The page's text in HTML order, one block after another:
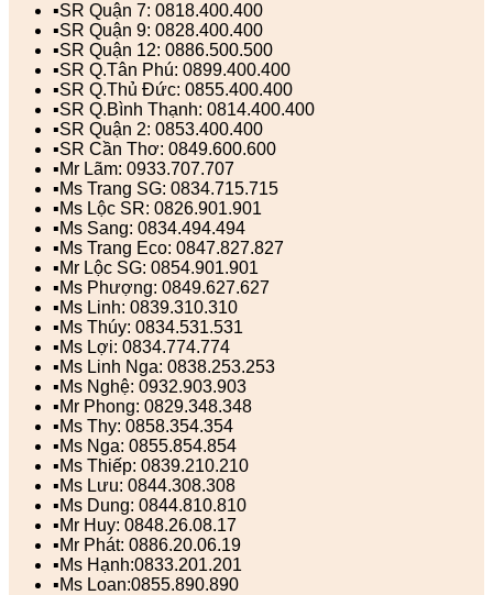
▪️SR Quận 7: 0818.400.400
▪️SR Quận 9: 0828.400.400
▪️SR Quận 12: 0886.500.500
▪️SR Q.Tân Phú: 0899.400.400
▪️SR Q.Thủ Đức: 0855.400.400
▪️SR Q.Bình Thạnh: 0814.400.400
▪️SR Quận 2: 0853.400.400
▪️SR Cần Thơ: 0849.600.600
▪️Mr Lãm: 0933.707.707
▪️Ms Trang SG: 0834.715.715
▪️Ms Lộc SR: 0826.901.901
▪️Ms Sang: 0834.494.494
▪️Ms Trang Eco: 0847.827.827
▪️Mr Lộc SG: 0854.901.901
▪️Ms Phượng: 0849.627.627
▪️Ms Linh: 0839.310.310
▪️Ms Thúy: 0834.531.531
▪️Ms Lợi: 0834.774.774
▪️Ms Linh Nga: 0838.253.253
▪️Ms Nghệ: 0932.903.903
▪️Mr Phong: 0829.348.348
▪️Ms Thy: 0858.354.354
▪️Ms Nga: 0855.854.854
▪️Ms Thiếp: 0839.210.210
▪️Ms Lưu: 0844.308.308
▪️Ms Dung: 0844.810.810
▪️Mr Huy: 0848.26.08.17
▪️Mr Phát: 0886.20.06.19
▪️Ms Hạnh:0833.201.201
▪️Ms Loan:0855.890.890